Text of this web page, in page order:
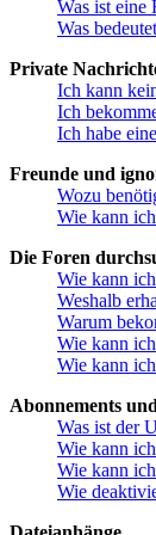
Was ist eine
Was
Private
Ich kann
Ich
Ich habe
Freunde und
Wozu
Wie kann
Die Foren
Wie kann
Weshalb
Warum
Wie kann
Wie kann
Abonnements
Was ist der
Wie kann
Wie kann
Wie